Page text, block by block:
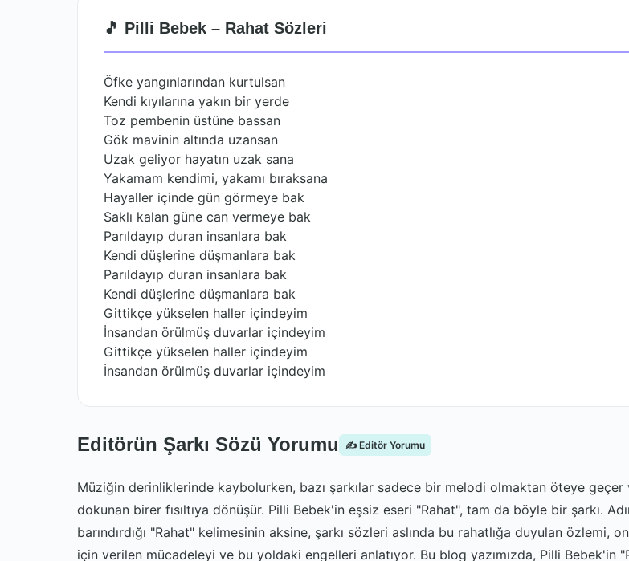
🎵 Pilli Bebek – Rahat Sözleri
Öfke yangınlarından kurtulsan
Kendi kıyılarına yakın bir yerde
Toz pembenin üstüne bassan
Gök mavinin altında uzansan
Uzak geliyor hayatın uzak sana
Yakamam kendimi, yakamı bıraksana
Hayaller içinde gün görmeye bak
Saklı kalan güne can vermeye bak
Parıldayıp duran insanlara bak
Kendi düşlerine düşmanlara bak
Parıldayıp duran insanlara bak
Kendi düşlerine düşmanlara bak
Gittikçe yükselen haller içindeyim
İnsandan örülmüş duvarlar içindeyim
Gittikçe yükselen haller içindeyim
İnsandan örülmüş duvarlar içindeyim
Editörün Şarkı Sözü Yorumu ✍️ Editör Yorumu
Müziğin derinliklerinde kaybolurken, bazı şarkılar sadece bir melodi olmaktan öteye geçer
dokunan birer fısıltıya dönüşür. Pilli Bebek'in eşsiz eseri "Rahat", tam da böyle bir şarkı.
barındırdığı "Rahat" kelimesinin aksine, şarkı sözleri aslında bu rahatlığa duyulan özlemi,
için verilen mücadeleyi ve bu yoldaki engelleri anlatıyor. Bu blog yazımızda, Pilli Bebek'in